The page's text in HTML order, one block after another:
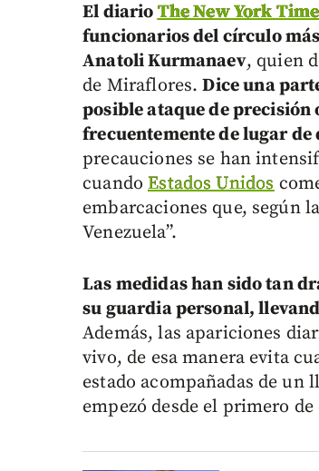
El diarioThe New York
funcionarios del círculo
Anatoli Kurmanaev, quien
de Miraflores.Dice una
posible ataque de precisión
frecuentemente de lugar de
precauciones se han
cuandoEstados Unidos
embarcaciones que, según
Venezuela”.
Las medidas han sido tan
su guardia personal,
Además, las apariciones
vivo, de esa manera evita
estado acompañadas de un
empezó desde el primero